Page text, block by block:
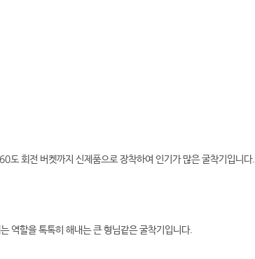
도 회전 버켓까지 신제품으로 장착하여 인기가 많은 굴착기입니다.
역할을 톡톡히 해내는 큰 형님같은 굴착기입니다.